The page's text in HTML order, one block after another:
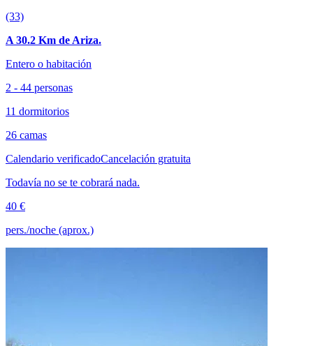
(33)
A 30.2 Km de Ariza.
Entero o habitación
2 - 44 personas
11 dormitorios
26 camas
Calendario verificadoCancelación gratuita
Todavía no se te cobrará nada.
40 €
pers./noche (aprox.)